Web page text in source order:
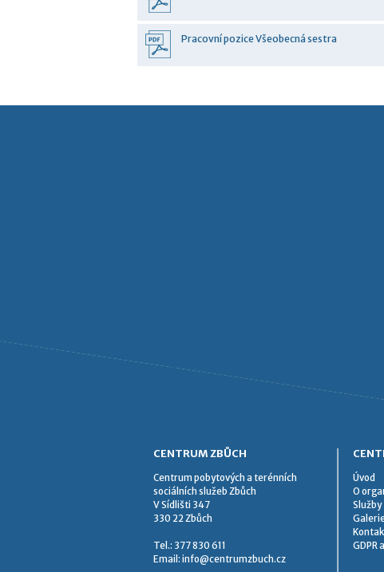
Pracovní pozice Všeobecná sestra
CENTRUM ZBŮCH
Centrum pobytových a terénních
sociálních služeb Zbůch
V Sídlišti 347
330 22 Zbůch
Tel.: 377 830 611
Email: info@centrumzbuch.cz
Úvod
O
Služby
GDPR